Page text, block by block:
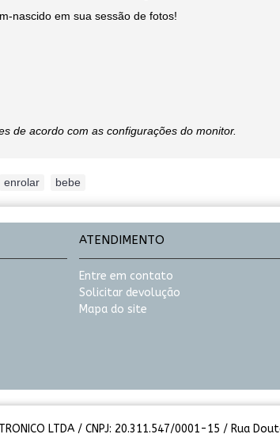
nascido em sua sessão de fotos!
de acordo com as configurações do monitor.
enrolar bebe
ATENDIMENTO
Entre em contato
Solicitar devolução
Mapa do site
LTDA / CNPJ: 20.311.547/0001-15 / Rua